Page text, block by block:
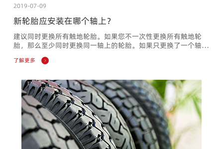
2019-07-09
新轮胎应安装在哪个轴上？
建议同时更换所有触地轮胎。如果您不一次性更换所有触地轮
胎，那么至少同时更换同一轴上的轮胎。如果只更换了一个轴上
的轮胎，那么通常建议在后轴上安装新轮胎。这样更换轮胎会使
换位将变得较为复杂。如果轮胎具有明显不同的特征，如磨损情
训的轮胎专家，以获取方法。通常建议在后轴上安装高抓地力的
轮胎，以防止车辆转向过度以及湿滑路面上损失行驶稳定性。一
些车...
了解更多